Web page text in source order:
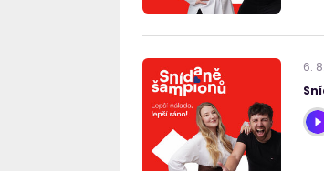
6. 8